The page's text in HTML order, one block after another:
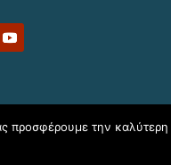
Copyright ©
προσφέρουμε την καλύτερη